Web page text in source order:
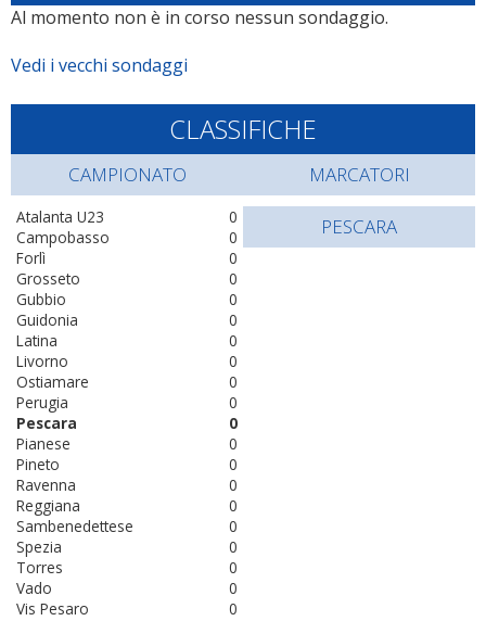
Al momento non è in corso nessun sondaggio.
Vedi i vecchi sondaggi
CLASSIFICHE
CAMPIONATO
0
Atalanta U23
0
Campobasso
0
Forlì
0
Grosseto
0
Gubbio
0
Guidonia
0
Latina
0
Livorno
0
Ostiamare
0
Perugia
0
Pescara
0
Pianese
0
Pineto
0
Ravenna
0
Reggiana
0
Sambenedettese
0
Spezia
0
Torres
0
Vado
0
Vis Pesaro
MARCATORI
PESCARA